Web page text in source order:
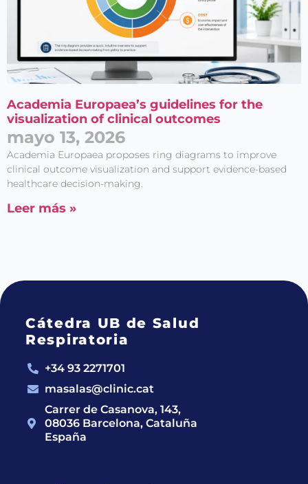
Academia Europaea’s guidelines for the
visualization of clinical outcomes
mayo 13, 2026
Academia Europaea proposes ring diagrams to improve
clinical outcome visualization and support evidence-based
healthcare decision-making.
Leer más »
Cátedra UB de Salud
Respiratoria
+34 93 2271701
masalas@clinic.cat
Carrer de Casanova, 143,
08036 Barcelona, Cataluña
España